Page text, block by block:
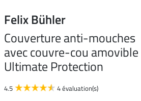
Felix Bühler
Couverture anti-mouches
avec couvre-cou amovible
Ultimate Protection
4.5 4 évaluation(s)